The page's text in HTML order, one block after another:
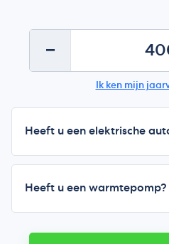
elektriciteitsverbruik
−
Ik ken mijn
Heeft u een elektrische
Heeft u een warmtepomp?